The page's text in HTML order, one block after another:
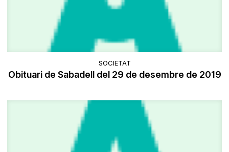
SOCIETAT
Obituari de Sabadell del 29 de desembre de 2019